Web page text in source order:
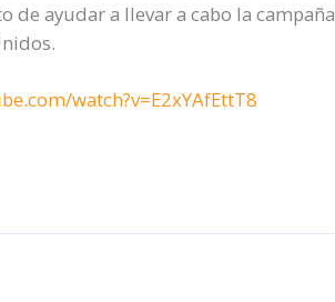
de ayudar a llevar a cabo la campaña
watch?v=E2xYAfEttT8